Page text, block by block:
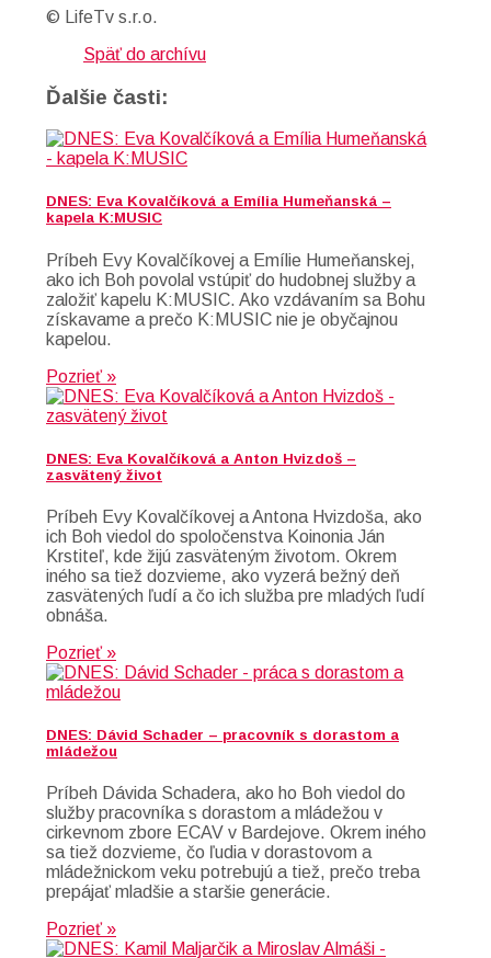
© LifeTv s.r.o.
Späť do archívu
Ďalšie časti:
DNES: Eva Kovalčíková a Emília Humeňanská –
kapela K:MUSIC
Príbeh Evy Kovalčíkovej a Emílie Humeňanskej,
ako ich Boh povolal vstúpiť do hudobnej služby a
založiť kapelu K:MUSIC. Ako vzdávaním sa Bohu
získavame a prečo K:MUSIC nie je obyčajnou
kapelou.
Pozrieť »
DNES: Eva Kovalčíková a Anton Hvizdoš –
zasvätený život
Príbeh Evy Kovalčíkovej a Antona Hvizdoša, ako
ich Boh viedol do spoločenstva Koinonia Ján
Krstiteľ, kde žijú zasväteným životom. Okrem
iného sa tiež dozvieme, ako vyzerá bežný deň
zasvätených ľudí a čo ich služba pre mladých ľudí
obnáša.
Pozrieť »
DNES: Dávid Schader – pracovník s dorastom a
mládežou
Príbeh Dávida Schadera, ako ho Boh viedol do
služby pracovníka s dorastom a mládežou v
cirkevnom zbore ECAV v Bardejove. Okrem iného
sa tiež dozvieme, čo ľudia v dorastovom a
mládežnickom veku potrebujú a tiež, prečo treba
prepájať mladšie a staršie generácie.
Pozrieť »